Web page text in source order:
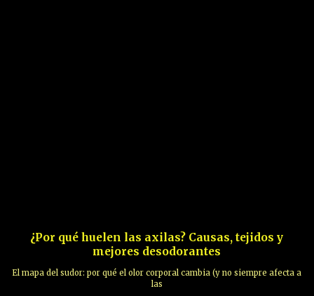
¿Por qué huelen las axilas? Causas, tejidos y
mejores desodorantes
El mapa del sudor: por qué el olor corporal cambia (y no siempre afecta a
las